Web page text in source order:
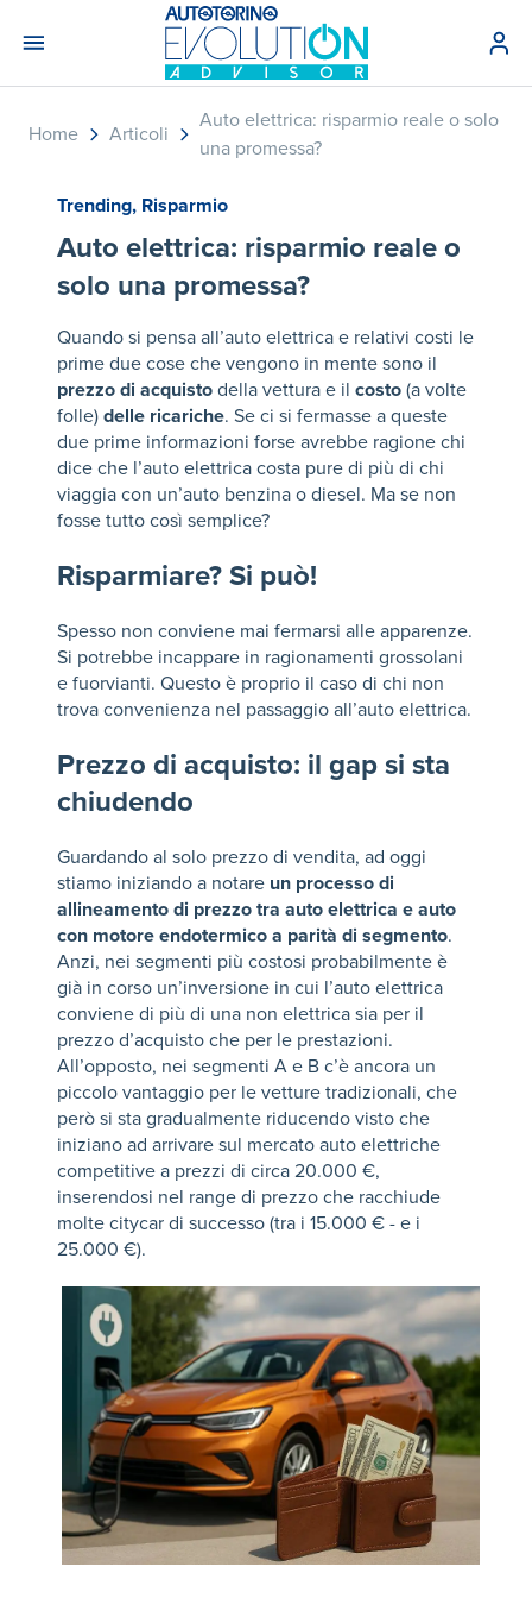
Home Articoli
Auto elettrica: risparmio reale o solo
una promessa?
Trending, Risparmio
Auto elettrica: risparmio reale o
solo una promessa?
Quando si pensa all’auto elettrica e relativi costi le
prime due cose che vengono in mente sono il
prezzo di acquisto della vettura e il costo (a volte
folle) delle ricariche. Se ci si fermasse a queste
due prime informazioni forse avrebbe ragione chi
dice che l’auto elettrica costa pure di più di chi
viaggia con un’auto benzina o diesel. Ma se non
fosse tutto così semplice?
Risparmiare? Si può!
Spesso non conviene mai fermarsi alle apparenze.
Si potrebbe incappare in ragionamenti grossolani
e fuorvianti. Questo è proprio il caso di chi non
trova convenienza nel passaggio all’auto elettrica.
Prezzo di acquisto: il gap si sta
chiudendo
Guardando al solo prezzo di vendita, ad oggi
stiamo iniziando a notare un processo di
allineamento di prezzo tra auto elettrica e auto
con motore endotermico a parità di segmento.
Anzi, nei segmenti più costosi probabilmente è
già in corso un’inversione in cui l’auto elettrica
conviene di più di una non elettrica sia per il
prezzo d’acquisto che per le prestazioni.
All’opposto, nei segmenti A e B c’è ancora un
piccolo vantaggio per le vetture tradizionali, che
però si sta gradualmente riducendo visto che
iniziano ad arrivare sul mercato auto elettriche
competitive a prezzi di circa 20.000 €,
inserendosi nel range di prezzo che racchiude
molte citycar di successo (tra i 15.000 € - e i
25.000 €).